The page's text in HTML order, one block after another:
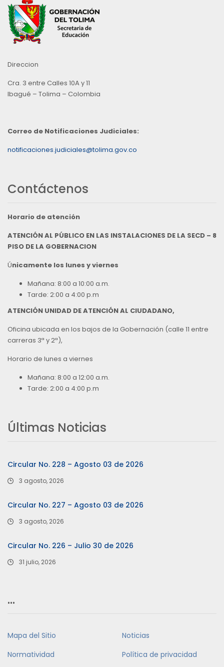
Direccion
Cra. 3 entre Calles 10A y 11
Ibagué – Tolima – Colombia
Correo de Notificaciones Judiciales:
notificaciones.judiciales@tolima.gov.co
Contáctenos
Horario de atención
ATENCIÓN AL PÚBLICO EN LAS INSTALACIONES DE LA SECD – 8
PISO DE LA GOBERNACION
Únicamente los lunes y viernes
Mañana: 8:00 a 10:00 a.m.
Tarde: 2:00 a 4:00 p.m
ATENCIÓN UNIDAD DE ATENCIÓN AL CIUDADANO,
Oficina ubicada en los bajos de la Gobernación (calle 11 entre
carreras 3ª y 2ª),
Horario de lunes a viernes
Mañana: 8:00 a 12:00 a.m.
Tarde: 2:00 a 4:00 p.m
Últimas Noticias
Circular No. 228 – Agosto 03 de 2026
3 agosto, 2026
Circular No. 227 – Agosto 03 de 2026
3 agosto, 2026
Circular No. 226 – Julio 30 de 2026
31 julio, 2026
…
Mapa del Sitio
Noticias
Normatividad
Política de privacidad